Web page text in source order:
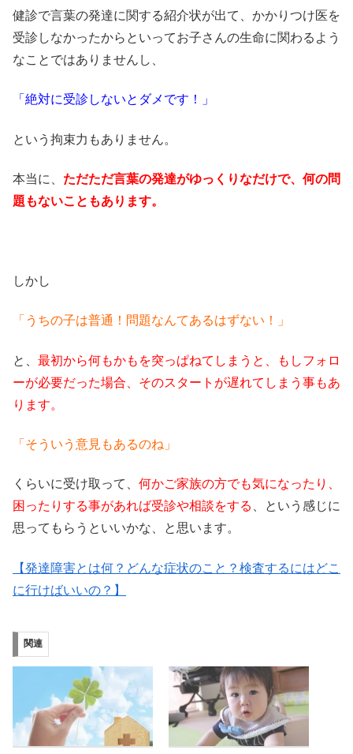
健診で言葉の発達に関する紹介状が出て、かかりつけ医を
受診しなかったからといってお子さんの生命に関わるよう
なことではありませんし、
「絶対に受診しないとダメです！」
という拘束力もありません。
本当に、 ただただ言葉の発達がゆっくりなだけで、何の問
題もないこともあります。
しかし
「うちの子は普通！問題なんてあるはずない！」
と、 最初から何もかもを突っぱねてしまうと、もしフォロ
ーが必要だった場合、そのスタートが遅れてしまう事もあ
ります。
「そういう意見もあるのね」
くらいに受け取って、 何かご家族の方でも気になったり、
困ったりする事があれば受診や相談をする 、という感じに
思ってもらうといいかな、と思います。
【発達障害とは何？どんな症状のこと？検査するにはどこ
に行けばいいの？】
関連